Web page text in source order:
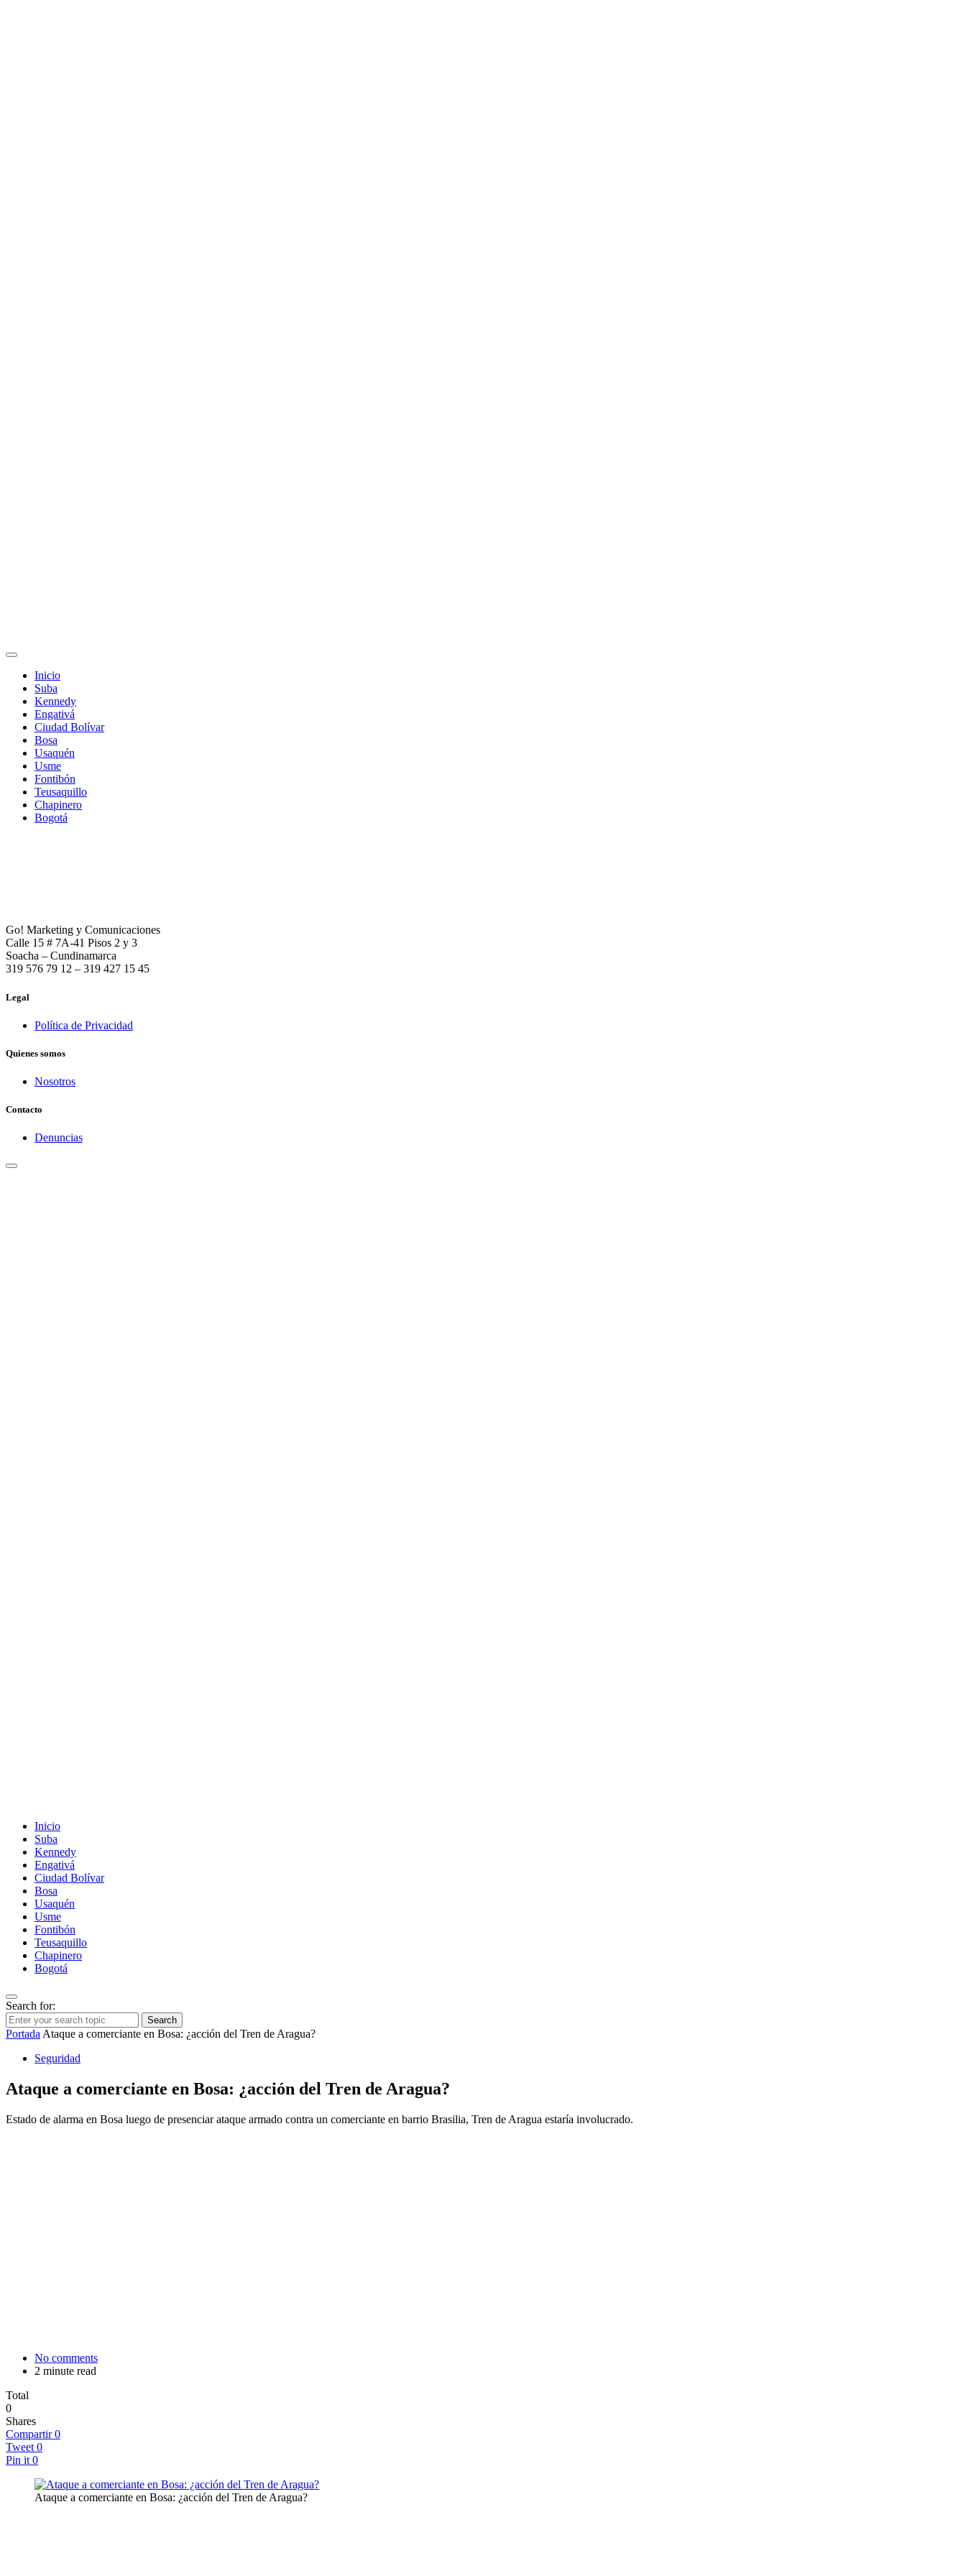
Inicio
Suba
Kennedy
Engativá
Ciudad Bolívar
Bosa
Usaquén
Usme
Fontibón
Teusaquillo
Chapinero
Bogotá
Go! Marketing y Comunicaciones
Calle 15 # 7A-41 Pisos 2 y 3
Soacha – Cundinamarca
319 576 79 12 – 319 427 15 45
Legal
Política de Privacidad
Quienes somos
Nosotros
Contacto
Denuncias
Inicio
Suba
Kennedy
Engativá
Ciudad Bolívar
Bosa
Usaquén
Usme
Fontibón
Teusaquillo
Chapinero
Bogotá
Search for:
Search
Portada Ataque a comerciante en Bosa: ¿acción del Tren de Aragua?
Seguridad
Ataque a comerciante en Bosa: ¿acción del Tren de Aragua?
Estado de alarma en Bosa luego de presenciar ataque armado contra un comerciante en barrio Brasilia, Tren de Aragua estaría involucrado.
No comments
2 minute read
Total
0
Shares
Compartir 0
Tweet 0
Pin it 0
Ataque a comerciante en Bosa: ¿acción del Tren de Aragua?